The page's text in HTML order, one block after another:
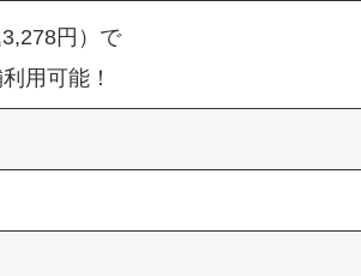
3,278円）で
用可能！